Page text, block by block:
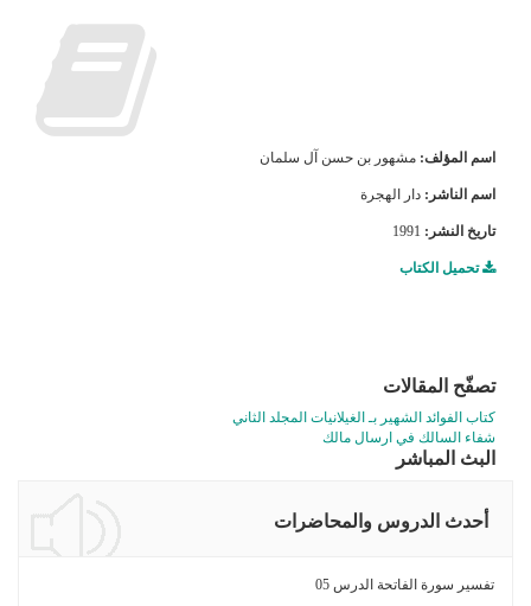
اسم المؤلف: مشهور بن حسن آل سلمان
اسم الناشر: دار الهجرة
تاريخ النشر: 1991
تحميل الكتاب
تصفّح المقالات
كتاب الفوائد الشهير بـ الغيلانيات المجلد الثاني
شفاء السالك في ارسال مالك
البث المباشر
أحدث الدروس والمحاضرات
تفسير سورة الفاتحة الدرس 05